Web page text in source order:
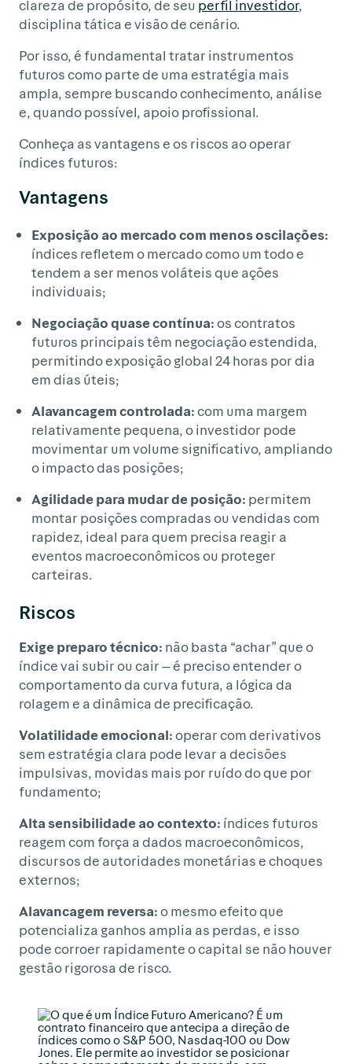
clareza de propósito, de seu perfil investidor,
disciplina tática e visão de cenário.
Por isso, é fundamental tratar instrumentos
futuros como parte de uma estratégia mais
ampla, sempre buscando conhecimento, análise
e, quando possível, apoio profissional.
Conheça as vantagens e os riscos ao operar
índices futuros:
Vantagens
Exposição ao mercado com menos oscilações:
índices refletem o mercado como um todo e
tendem a ser menos voláteis que ações
individuais;
Negociação quase contínua:os contratos
futuros principais têm negociação estendida,
permitindo exposição global 24 horas por dia
em dias úteis;
Alavancagem controlada:com uma margem
relativamente pequena, o investidor pode
movimentar um volume significativo, ampliando
o impacto das posições;
Agilidade para mudar de posição: permitem
montar posições compradas ou vendidas com
rapidez, ideal para quem precisa reagir a
eventos macroeconômicos ou proteger
carteiras.
Riscos
Exige preparo técnico: não basta “achar” que o
índice vai subir ou cair — é preciso entender o
comportamento da curva futura, a lógica da
rolagem e a dinâmica de precificação.
Volatilidade emocional:operar com derivativos
sem estratégia clara pode levar a decisões
impulsivas, movidas mais por ruído do que por
fundamento;
Alta sensibilidade ao contexto: índices futuros
reagem com força a dados macroeconômicos,
discursos de autoridades monetárias e choques
externos;
Alavancagem reversa:o mesmo efeito que
potencializa ganhos amplia as perdas, e isso
pode corroer rapidamente o capital se não houver
gestão rigorosa de risco.